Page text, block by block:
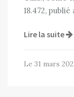
18.472,
Lire la suite
Le 31 mars